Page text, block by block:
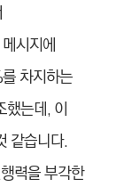
시지에
차지하는
했는데, 이
같습니다.
력을 부각한